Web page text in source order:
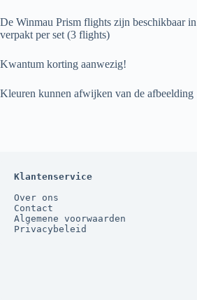
De Winmau Prism flights zijn beschikbaar
verpakt per set (3 flights)
Kwantum korting aanwezig!
Kleuren kunnen afwijken van de afbeelding
Klantenservice
Over ons
Contact
Algemene voorwaarden
Privacybeleid